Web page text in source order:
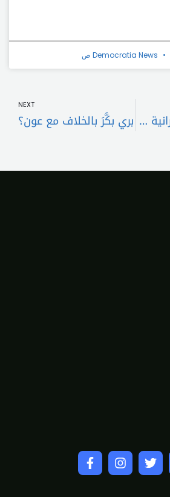
Democratia News
بخاري زار دار المطرانية في طرابلس: المملكة تأمل في استعادة لبنان لدوره الريادي
NEXT
بري بكَّرَ بالخلاف مع عون؟